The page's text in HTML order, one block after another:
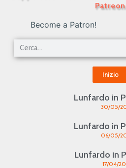
Patreon
Become a Patron!
Inizio
Lunfardo in
30/05/
Lunfardo in
06/05/
Lunfardo in
17/04/